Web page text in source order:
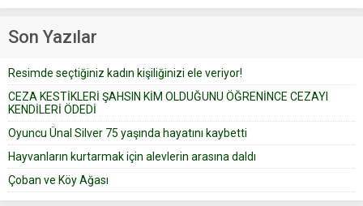
Prudence’ isimli tavsiye köşesine
yapıştırdığı için düğünden...
Son Yazılar
Resimde seçtiğiniz kadın kişiliğinizi ele veriyor!
CEZA KESTİKLERİ ŞAHSIN KİM OLDUĞUNU ÖĞRENİNCE CEZAYI
KENDİLERİ ÖDEDİ
Oyuncu Ünal Silver 75 yaşında hayatını kaybetti
Hayvanların kurtarmak için alevlerin arasına daldı
Çoban ve Köy Ağası